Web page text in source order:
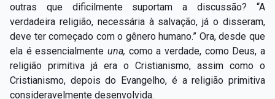
outras que dificilmente suportam a discussão? “A
verdadeira religião, necessária à salvação, já o disseram,
deve ter começado com o gênero humano.” Ora, desde que
ela é essencialmente una, como a verdade, como Deus, a
religião primitiva já era o Cristianismo, assim como o
Cristianismo, depois do Evangelho, é a religião primitiva
consideravelmente desenvolvida.